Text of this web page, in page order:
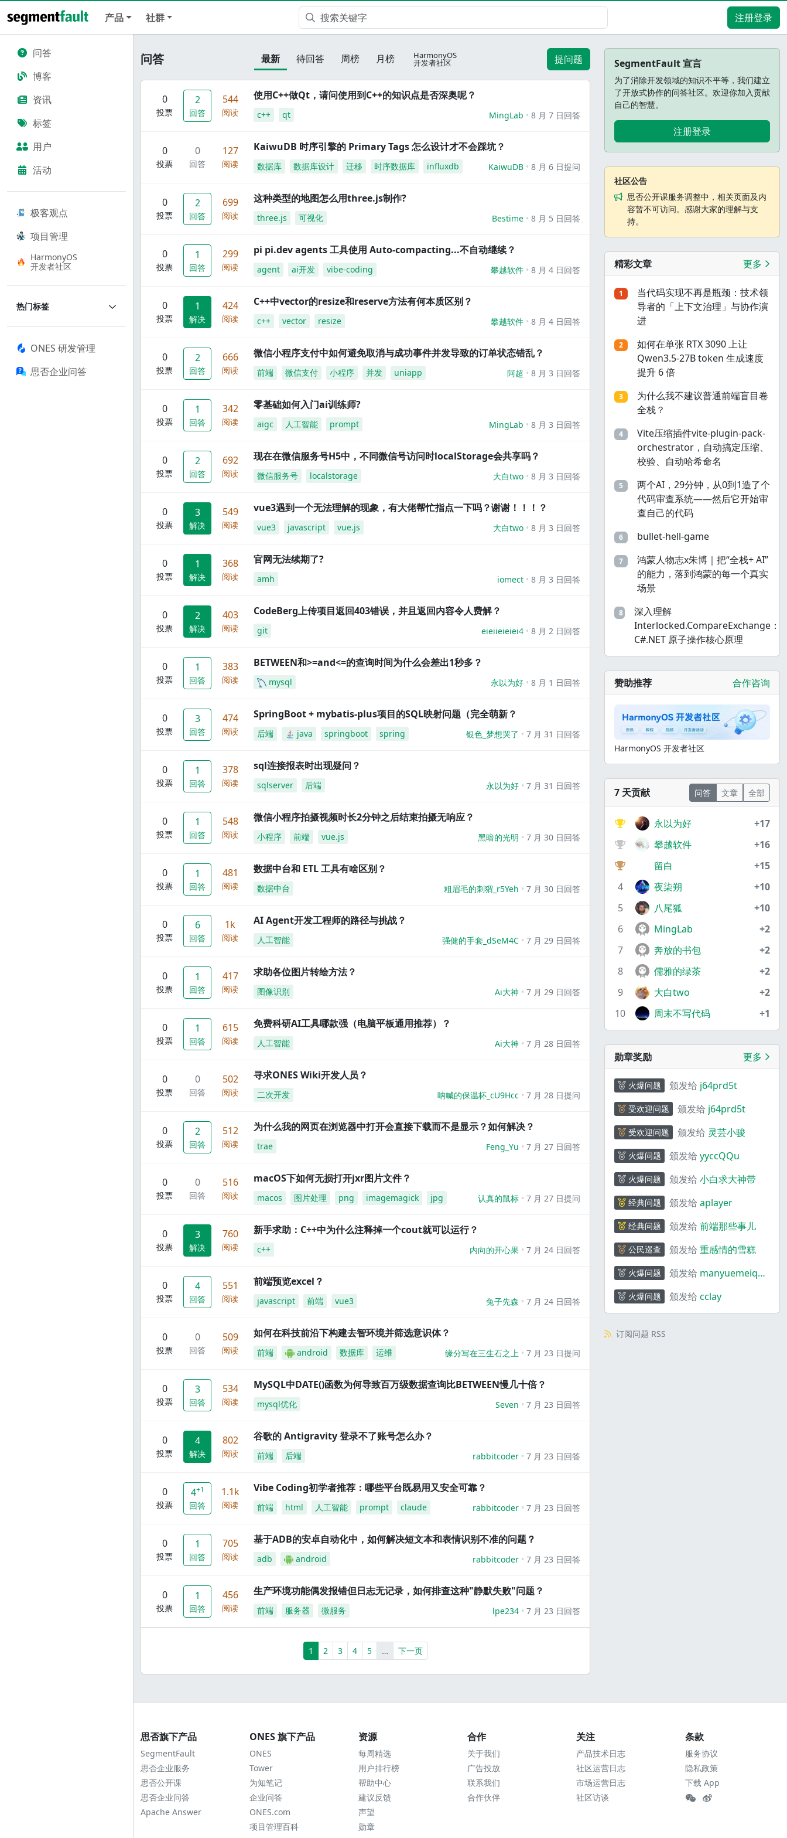
产品 社群 注册登录
问答
博客
资讯
标签
用户
活动
极客观点
项目管理
HarmonyOS
开发者社区
热门标签
ONES 研发管理
思否企业问答
问答 最新 待回答 周榜 月榜 HarmonyOS
开发者社区 提问题
0
投票
2
回答
544
阅读
使用C++做Qt，请问使用到C++的知识点是否深奥呢？
c++ qt MingLab 8 月 7 日回答
0
投票
0
回答
127
阅读
KaiwuDB 时序引擎的 Primary Tags 怎么设计才不会踩坑？
数据库 数据库设计 迁移 时序数据库 influxdb KaiwuDB 8 月 6 日提问
0
投票
2
回答
699
阅读
这种类型的地图怎么用three.js制作?
three.js 可视化 Bestime 8 月 5 日回答
0
投票
1
回答
299
阅读
pi pi.dev agents 工具使用 Auto-compacting...不自动继续？
agent ai开发 vibe-coding 攀越软件 8 月 4 日回答
0
投票
1
解决
424
阅读
C++中vector的resize和reserve方法有何本质区别？
c++ vector resize 攀越软件 8 月 4 日回答
0
投票
2
回答
666
阅读
微信小程序支付中如何避免取消与成功事件并发导致的订单状态错乱？
前端 微信支付 小程序 并发 uniapp 阿超 8 月 3 日回答
0
投票
1
回答
342
阅读
零基础如何入门ai训练师?
aigc 人工智能 prompt MingLab 8 月 3 日回答
0
投票
2
回答
692
阅读
现在在微信服务号H5中，不同微信号访问时localStorage会共享吗？
微信服务号 localstorage 大白two 8 月 3 日回答
0
投票
3
解决
549
阅读
vue3遇到一个无法理解的现象，有大佬帮忙指点一下吗？谢谢！！！？
vue3 javascript vue.js 大白two 8 月 3 日回答
0
投票
1
解决
368
阅读
官网无法续期了?
amh iomect 8 月 3 日回答
0
投票
2
解决
403
阅读
CodeBerg上传项目返回403错误，并且返回内容令人费解？
git eieiieieiei4 8 月 2 日回答
0
投票
1
回答
383
阅读
BETWEEN和>=and<=的查询时间为什么会差出1秒多？
mysql 永以为好 8 月 1 日回答
0
投票
3
回答
474
阅读
SpringBoot + mybatis-plus项目的SQL映射问题（完全萌新？
后端 java springboot spring 银色_梦想哭了 7 月 31 日回答
0
投票
1
回答
378
阅读
sql连接报表时出现疑问？
sqlserver 后端 永以为好 7 月 31 日回答
0
投票
1
回答
548
阅读
微信小程序拍摄视频时长2分钟之后结束拍摄无响应？
小程序 前端 vue.js 黑暗的光明 7 月 30 日回答
0
投票
1
回答
481
阅读
数据中台和 ETL 工具有啥区别？
数据中台 粗眉毛的刺猬_r5Yeh 7 月 30 日回答
0
投票
6
回答
1k
阅读
AI Agent开发工程师的路径与挑战？
人工智能 强健的手套_dSeM4C 7 月 29 日回答
0
投票
1
回答
417
阅读
求助各位图片转绘方法？
图像识别 Ai大神 7 月 29 日回答
0
投票
1
回答
615
阅读
免费科研AI工具哪款强（电脑平板通用推荐）？
人工智能 Ai大神 7 月 28 日回答
0
投票
0
回答
502
阅读
寻求ONES Wiki开发人员？
二次开发 呐喊的保温杯_cU9Hcc 7 月 28 日提问
0
投票
2
回答
512
阅读
为什么我的网页在浏览器中打开会直接下载而不是显示？如何解决？
trae Feng_Yu 7 月 27 日回答
0
投票
0
回答
516
阅读
macOS下如何无损打开jxr图片文件？
macos 图片处理 png imagemagick jpg 认真的鼠标 7 月 27 日提问
0
投票
3
解决
760
阅读
新手求助：C++中为什么注释掉一个cout就可以运行？
c++ 内向的开心果 7 月 24 日回答
0
投票
4
回答
551
阅读
前端预览excel？
javascript 前端 vue3 兔子先森 7 月 24 日回答
0
投票
0
回答
509
阅读
如何在科技前沿下构建去智环境并筛选意识体？
前端 android 数据库 运维 缘分写在三生石之上 7 月 23 日提问
0
投票
3
回答
534
阅读
MySQL中DATE()函数为何导致百万级数据查询比BETWEEN慢几十倍？
mysql优化 Seven 7 月 23 日回答
0
投票
4
解决
802
阅读
谷歌的 Antigravity 登录不了账号怎么办？
前端 后端 rabbitcoder 7 月 23 日回答
0
投票
4+1
回答
1.1k
阅读
Vibe Coding初学者推荐：哪些平台既易用又安全可靠？
前端 html 人工智能 prompt claude rabbitcoder 7 月 23 日回答
0
投票
1
回答
705
阅读
基于ADB的安卓自动化中，如何解决短文本和表情识别不准的问题？
adb android rabbitcoder 7 月 23 日回答
0
投票
1
回答
456
阅读
生产环境功能偶发报错但日志无记录，如何排查这种"静默失败"问题？
前端 服务器 微服务 lpe234 7 月 23 日回答
1 (current)
2 3 4 5 …More下一页
SegmentFault 宣言
为了消除开发领域的知识不平等，我们建立
了开放式协作的问答社区。欢迎你加入贡献
自己的智慧。
注册登录
社区公告
思否公开课服务调整中，相关页面及内
容暂不可访问。感谢大家的理解与支
持。
精彩文章 更多
1
当代码实现不再是瓶颈：技术领
导者的「上下文治理」与协作演
进
2
如何在单张 RTX 3090 上让
Qwen3.5-27B token 生成速度
提升 6 倍
3
为什么我不建议普通前端盲目卷
全栈？
4
Vite压缩插件vite-plugin-pack-
orchestrator，自动搞定压缩、
校验、自动哈希命名
5
两个AI，29分钟，从0到1造了个
代码审查系统——然后它开始审
查自己的代码
6 bullet-hell-game
7
鸿蒙人物志x朱博｜把“全栈+ AI”
的能力，落到鸿蒙的每一个真实
场景
8
深入理解
Interlocked.CompareExchange：
C#.NET 原子操作核心原理
赞助推荐 合作咨询
HarmonyOS 开发者社区
7 天贡献 问答 文章 全部
永以为好
+17
攀越软件
+16
留白
+15
4
夜柒朔
+10
5
八尾狐
+10
6
MingLab
+2
7
奔放的书包
+2
8
儒雅的绿茶
+2
9
大白two
+2
10
周末不写代码 +1
勋章奖励 更多
火爆问题 颁发给 j64prd5t
受欢迎问题 颁发给 j64prd5t
受欢迎问题 颁发给 灵芸小骏
火爆问题 颁发给 yyccQQu
火爆问题 颁发给 小白求大神带
经典问题 颁发给 aplayer
经典问题 颁发给 前端那些事儿
公民巡查 颁发给 重感情的雪糕
火爆问题 颁发给 manyuemeiquq
火爆问题 颁发给 cclay
订阅问题 RSS
思否旗下产品
SegmentFault
思否企业服务
思否公开课
思否企业问答
Apache Answer
ONES 旗下产品
ONES
Tower
为知笔记
企业问答
ONES.com
项目管理百科
资源
每周精选
用户排行榜
帮助中心
建议反馈
声望
勋章
合作
关于我们
广告投放
联系我们
合作伙伴
关注
产品技术日志
社区运营日志
市场运营日志
社区访谈
条款
服务协议
隐私政策
下载 App